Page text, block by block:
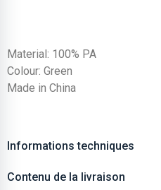
Material: 100% PA
Colour: Green
Made in China
Informations techniques
Contenu de la livraison